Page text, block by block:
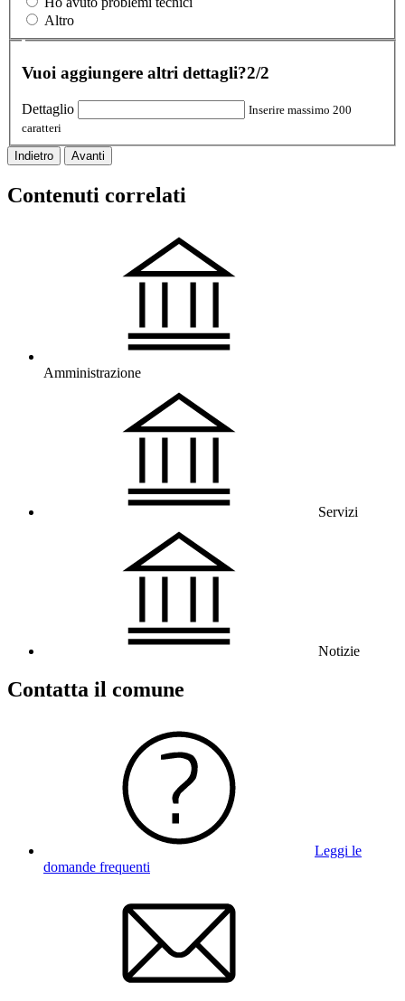
Altro
Vuoi aggiungere altri dettagli?2/2
Dettaglio
Inserire massimo 200
caratteri
Indietro Avanti
Contenuti correlati
Amministrazione
Servizi
Notizie
Contatta il comune
Leggi le
domande frequenti